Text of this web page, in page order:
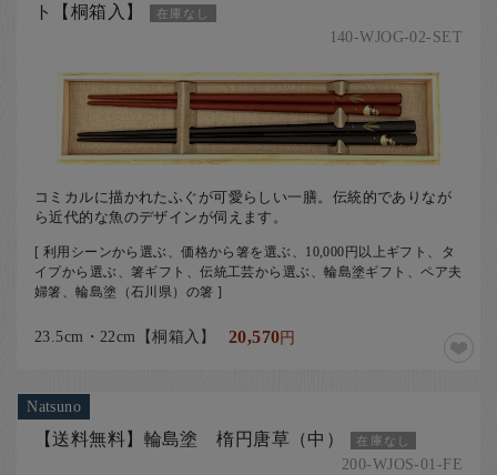
ト【桐箱入】
在庫なし
140-WJOG-02-SET
コミカルに描かれたふぐが可愛らしい一膳。伝統的でありなが
ら近代的な魚のデザインが伺えます。
[ 利用シーンから選ぶ、価格から箸を選ぶ、10,000円以上ギフト、タ
イプから選ぶ、箸ギフト、伝統工芸から選ぶ、輪島塗ギフト、ペア夫
婦箸、輪島塗（石川県）の箸 ]
23.5cm・22cm【桐箱入】 20,570円
Natsuno
【送料無料】輪島塗 楕円唐草（中） 在庫なし
200-WJOS-01-FE